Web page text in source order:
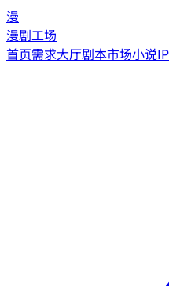
漫
漫剧工场
首页需求大厅剧本市场小说